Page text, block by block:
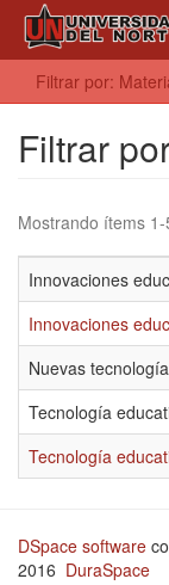
Filtrar por:
Filtrar
Mostrando ítems
Innovaciones
Innovaciones
Nuevas
Tecnología
Tecnología
DSpace software
2016 DuraSpace